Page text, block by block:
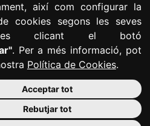
així com configurar la
cookies segons les seves
clicant el botó
. Per a més informació, pot
Política de Cookies.
Acceptar tot
Rebutjar tot
Plaça del Mercadal ·
43201 Reus
977 010 010
ajuntament@reus.cat|
reus.cat